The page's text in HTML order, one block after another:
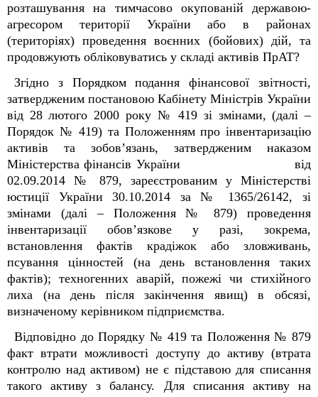
розташування на тимчасово окупованій державою-
агресором території України або в районах
(територіях) проведення воєнних (бойових) дій, та
продовжують обліковуватись у складі активів ПрАТ?
Згідно з Порядком подання фінансової звітності,
затвердженим постановою Кабінету Міністрів України
від 28 лютого 2000 року № 419 зі змінами, (далі –
Порядок № 419) та Положенням про інвентаризацію
активів та зобов’язань, затвердженим наказом
Міністерства фінансів України від
02.09.2014 № 879, зареєстрованим у Міністерстві
юстиції України 30.10.2014 за № 1365/26142, зі
змінами (далі – Положення № 879) проведення
інвентаризації обов’язкове у разі, зокрема,
встановлення фактів крадіжок або зловживань,
псування цінностей (на день встановлення таких
фактів); техногенних аварій, пожежі чи стихійного
лиха (на день після закінчення явищ) в обсязі,
визначеному керівником підприємства.
Відповідно до Порядку № 419 та Положення № 879
факт втрати можливості доступу до активу (втрата
контролю над активом) не є підставою для списання
такого активу з балансу. Для списання активу на